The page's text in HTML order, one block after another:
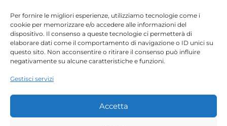
Per fornire le migliori esperienze, utilizziamo tecnologie come i
cookie per memorizzare e/o accedere alle informazioni del
dispositivo. Il consenso a queste tecnologie ci permetterà di
elaborare dati come il comportamento di navigazione o ID unici su
questo sito. Non acconsentire o ritirare il consenso può influire
negativamente su alcune caratteristiche e funzioni.
Gestisci servizi
Accetta